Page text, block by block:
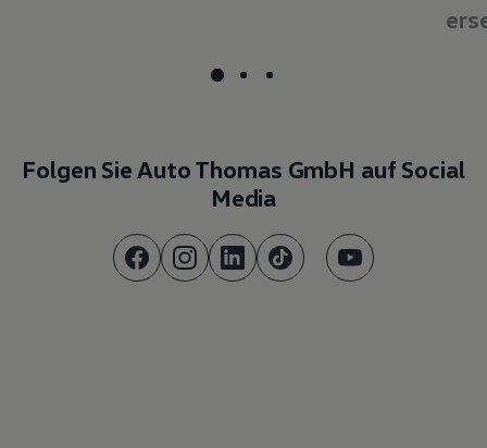
Folgen Sie Auto Thomas GmbH auf Social
Media